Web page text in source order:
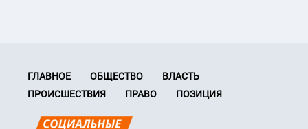
ГЛАВНОЕ ОБЩЕСТВО
ВЛАСТЬ
ПРОИСШЕСТВИЯ
ПРАВО ПОЗИЦИЯ